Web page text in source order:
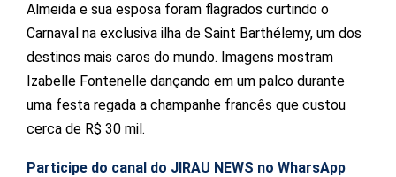
Almeida e sua esposa foram flagrados curtindo o
Carnaval na exclusiva ilha de Saint Barthélemy, um dos
destinos mais caros do mundo. Imagens mostram
Izabelle Fontenelle dançando em um palco durante
uma festa regada a champanhe francês que custou
cerca de R$ 30 mil.
Participe do canal do JIRAU NEWS no WharsApp